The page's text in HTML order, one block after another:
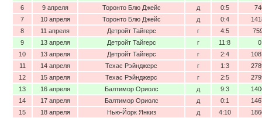
6
9 апреля Торонто Блю Джейс д 0:5
7
10 апреля Торонто Блю Джейс д 0:4
8
11 апреля Детройт Тайгерс г 4:5
9
13 апреля Детройт Тайгерс г 11:8
0
10
13 апреля Детройт Тайгерс г 2:4
11
14 апреля Техас Рэйнджерс г 1:3
12
15 апреля Техас Рэйнджерс г 2:5
13
16 апреля Балтимор Ориолс д 9:3
14
17 апреля Балтимор Ориолс д 0:1
15
18 апреля Нью-Йорк Янкиз д 4:10